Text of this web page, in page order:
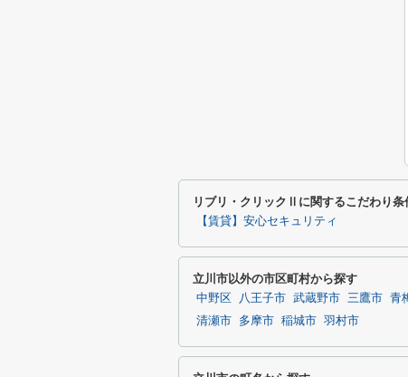
リブリ・クリックⅡに関するこだわり条
【賃貸】安心セキュリティ
立川市以外の市区町村から探す
中野区 八王子市 武蔵野市 三鷹市 青
清瀬市
多摩市 稲城市 羽村市